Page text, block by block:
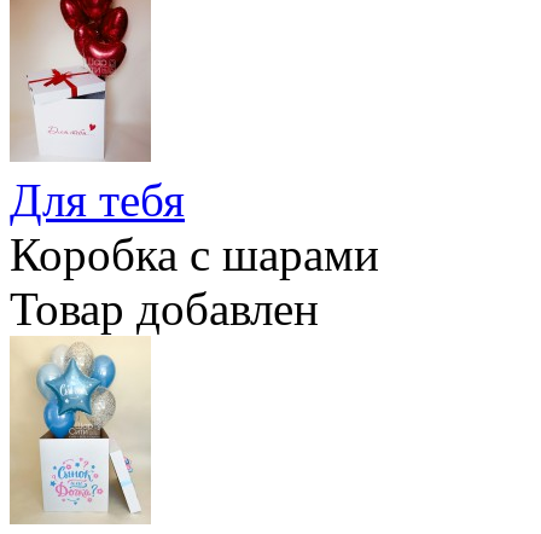
Для тебя
Коробка с шарами
Товар добавлен